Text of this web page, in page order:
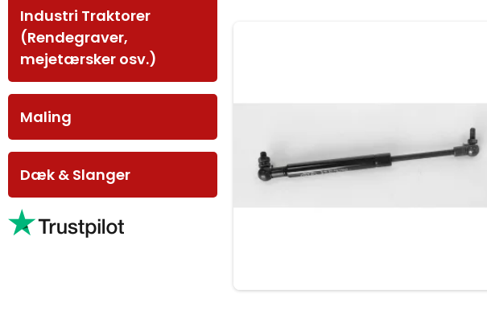
Industri Traktorer
(Rendegraver,
mejetærsker osv.)
Maling
Dæk & Slanger